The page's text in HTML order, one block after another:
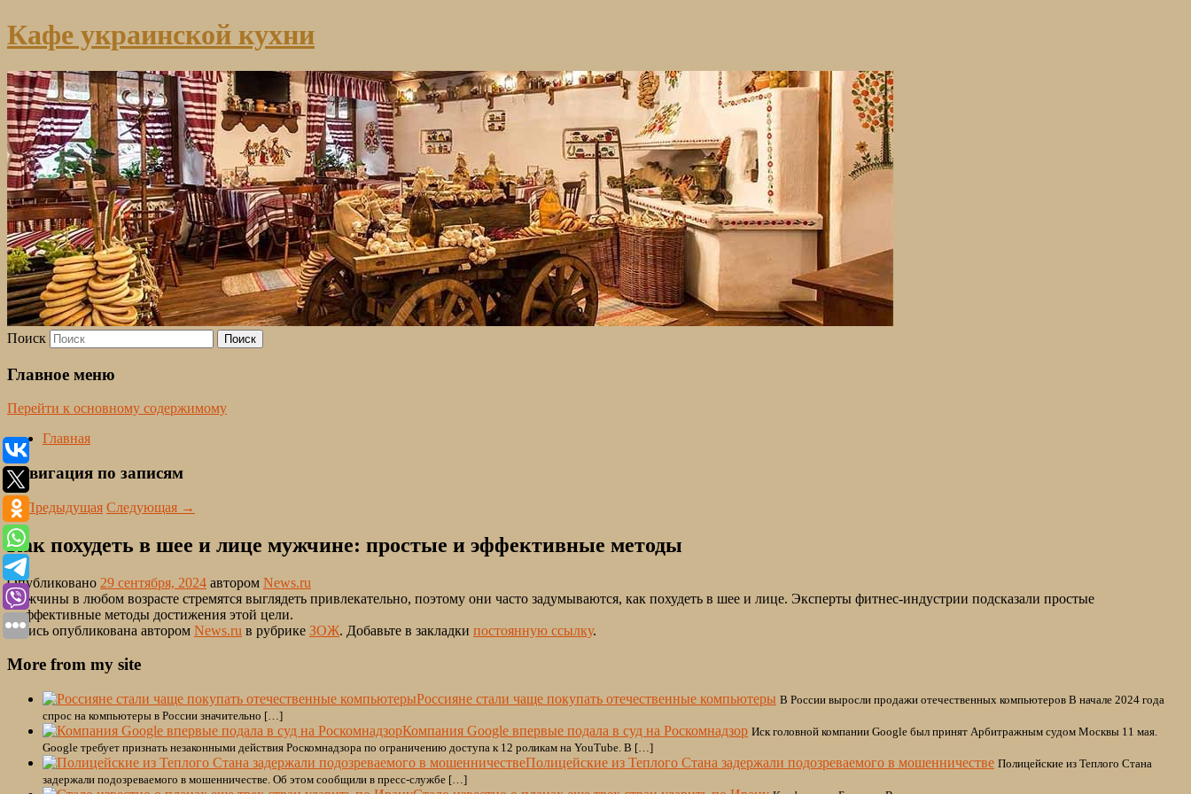
Кафе украинской кухни
Поиск
Главное меню
Перейти к основному содержимому
Главная
Навигация по записям
←Предыдущая Следующая →
Как похудеть в шее и лице мужчине: простые и эффективные методы
Опубликовано 29 сентября, 2024 автором News.ru
Мужчины в любом возрасте стремятся выглядеть привлекательно, поэтому они часто задумываются, как похудеть в шее и лице. Эксперты фитнес-индустрии подсказали простые
и эффективные методы достижения этой цели.
Запись опубликована автором News.ru в рубрике ЗОЖ. Добавьте в закладки постоянную ссылку.
More from my site
Россияне стали чаще покупать отечественные компьютеры В России выросли продажи отечественных компьютеров В начале 2024 года
спрос на компьютеры в России значительно […]
Компания Google впервые подала в суд на Роскомнадзор Иск головной компании Google был принят Арбитражным судом Москвы 11 мая.
Google требует признать незаконными действия Роскомнадзора по ограничению доступа к 12 роликам на YouTube. В […]
Полицейские из Теплого Стана задержали подозреваемого в мошенничестве Полицейские из Теплого Стана
задержали подозреваемого в мошенничестве. Об этом сообщили в пресс-службе […]